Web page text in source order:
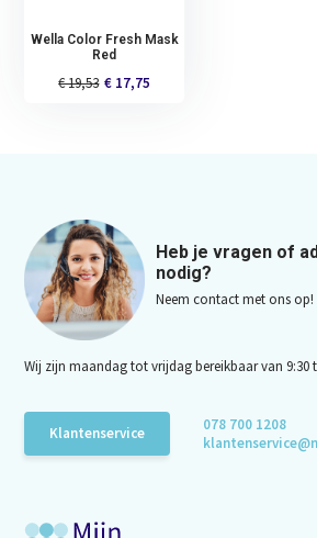
Wella Color Fresh Mask
Red
€ 19,53 € 17,75
Heb je vragen of
nodig?
Neem contact met ons op!
Wij zijn maandag tot vrijdag bereikbaar van 9:30
Klantenservice
078 700 1208